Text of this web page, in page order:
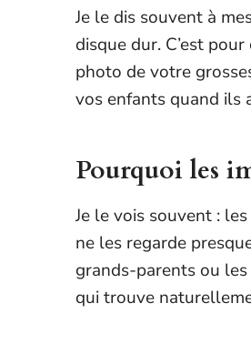
Je le dis souvent à
disque dur. C’est
photo de votre
vos enfants quand ils
Pourquoi les
Je le vois souvent :
ne les regarde
grands-parents ou
qui trouve